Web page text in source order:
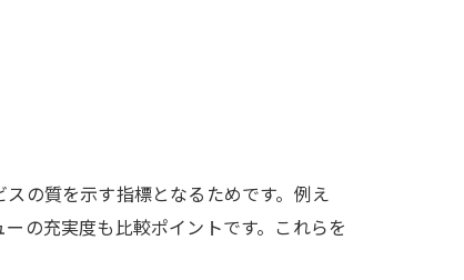
の質を示す指標となるためです。例え
の充実度も比較ポイントです。これらを